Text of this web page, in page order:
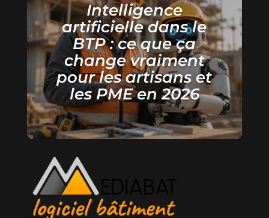
Intelligence
artificielle dans le
BTP : ce que ça
change vraiment
pour les artisans et
les PME en 2026